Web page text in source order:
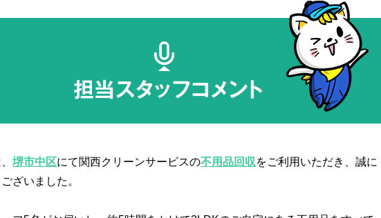
担当スタッフコメント
堺市中区にて関西クリーンサービスの不用品回収をご利用いただき、誠に
ざいました。